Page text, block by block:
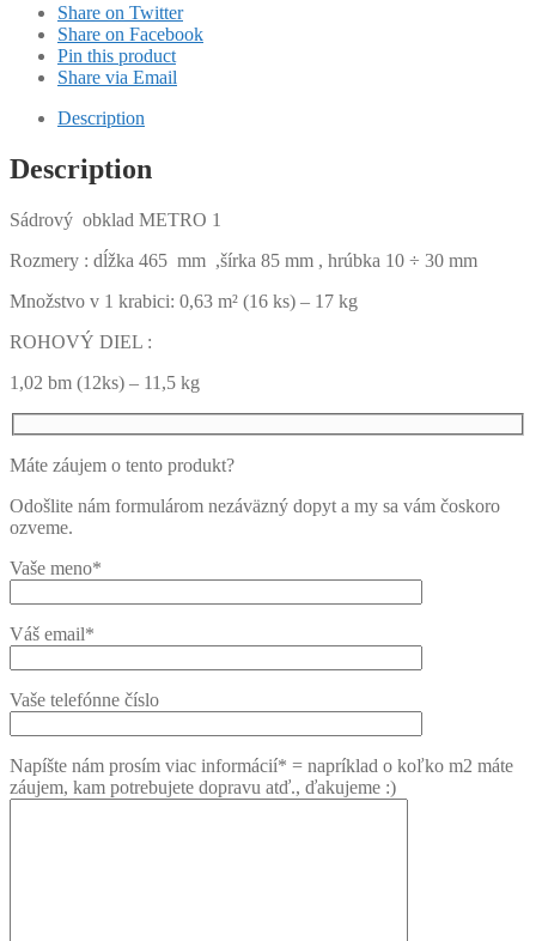
Share on Twitter
Share on Facebook
Pin this product
Share via Email
Description
Description
Sádrový obklad METRO 1
Rozmery : dĺžka 465 mm ,šírka 85 mm , hrúbka 10 ÷ 30 mm
Množstvo v 1 krabici: 0,63 m² (16 ks) – 17 kg
ROHOVÝ DIEL :
1,02 bm (12ks) – 11,5 kg
Máte záujem o tento produkt?
Odošlite nám formulárom nezáväzný dopyt a my sa vám čoskoro
ozveme.
Vaše meno*
Váš email*
Vaše telefónne číslo
Napíšte nám prosím viac informácií* = napríklad o koľko m2 máte
záujem, kam potrebujete dopravu atď., ďakujeme :)